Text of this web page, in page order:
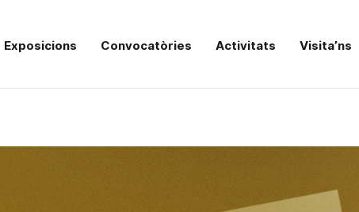
Exposicions Convocatòries Activitats Visita’ns